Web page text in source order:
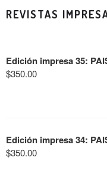
REVISTAS
Edición impresa 35:
$350.00
Edición impresa 34:
$350.00